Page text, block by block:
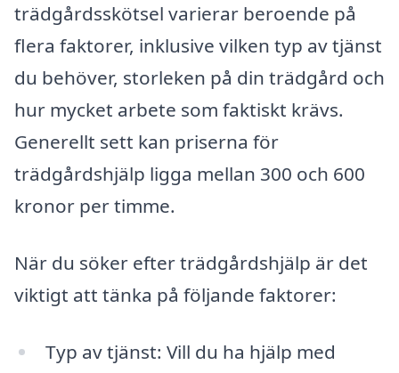
trädgårdsskötsel varierar beroende på
flera faktorer, inklusive vilken typ av tjänst
du behöver, storleken på din trädgård och
hur mycket arbete som faktiskt krävs.
Generellt sett kan priserna för
trädgårdshjälp ligga mellan 300 och 600
kronor per timme.
När du söker efter trädgårdshjälp är det
viktigt att tänka på följande faktorer:
Typ av tjänst: Vill du ha hjälp med